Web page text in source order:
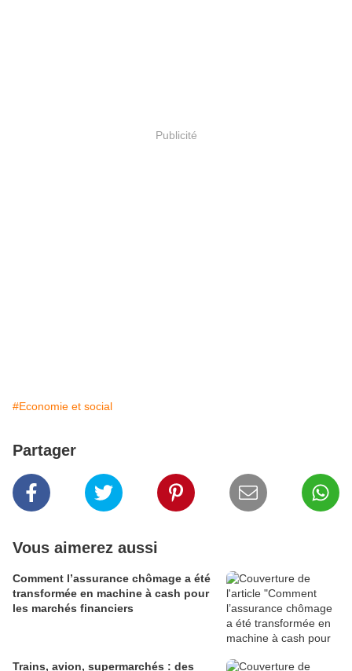
Publicité
#Economie et social
Partager
Vous aimerez aussi
Comment l’assurance chômage a été
transformée en machine à cash pour
les marchés financiers
Trains, avion, supermarchés : des